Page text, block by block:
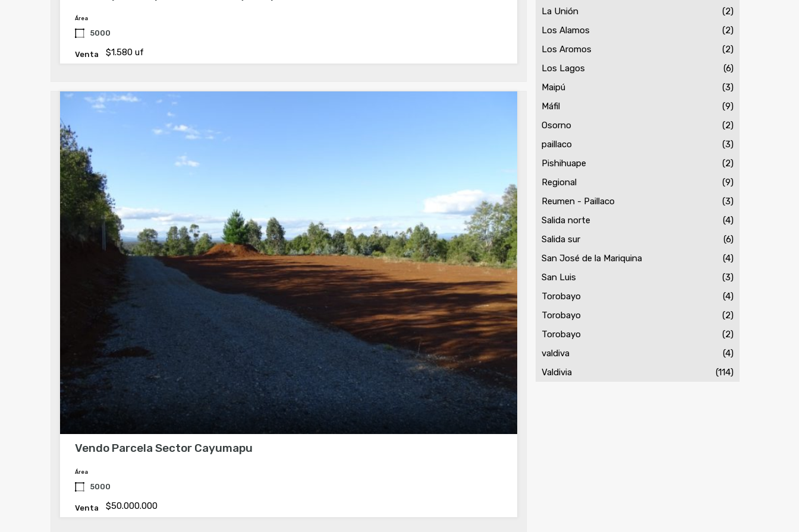
Área
5000
Venta $1.580 uf
Vendo Parcela Sector Cayumapu
Área
5000
Venta $50.000.000
La Unión
(2)
Los Alamos
(2)
Los Aromos
(2)
Los Lagos
(6)
Maipú
(3)
Máfil
(9)
Osorno
(2)
paillaco
(3)
Pishihuape
(2)
Regional
(9)
Reumen - Paillaco
(3)
Salida norte
(4)
Salida sur
(6)
San José de la Mariquina
(4)
San Luis
(3)
Torobayo
(4)
Torobayo
(2)
Torobayo
(2)
valdiva
(4)
Valdivia
(114)